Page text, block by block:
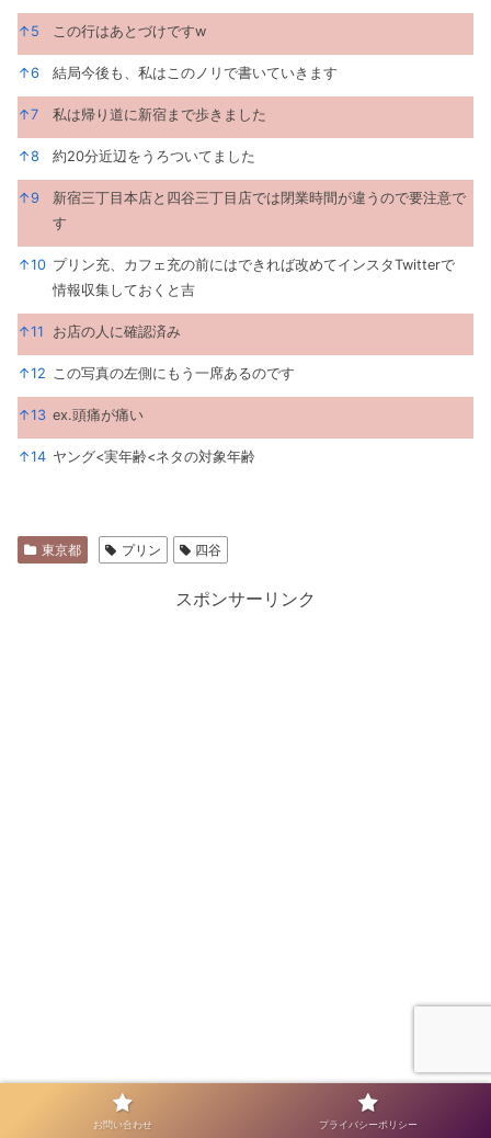
↑ 5 この行はあとづけですw
↑6 結局今後も、私はこのノリで書いていきます
↑7 私は帰り道に新宿まで歩きました
↑8 約20分近辺をうろついてました
↑9
新宿三丁目本店と四谷三丁目店では閉業時間が違うので要注意で
す
↑10 プリン充、カフェ充の前にはできれば改めてインスタTwitterで
情報収集しておくと吉
↑11 お店の人に確認済み
↑12 この写真の左側にもう一席あるのです
↑13 ex.頭痛が痛い
↑14 ヤング<実年齢<ネタの対象年齢
東京都 プリン 四谷
スポンサーリンク
お問い合わせ プライバシーポリシー